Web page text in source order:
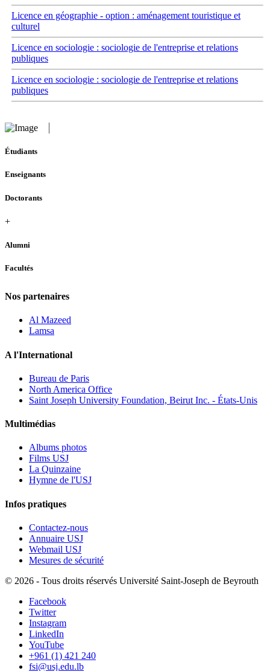
Licence en géographie - option : aménagement touristique et
culturel
Licence en sociologie : sociologie de l'entreprise et relations
publiques
Licence en sociologie : sociologie de l'entreprise et relations
publiques
Étudiants
Enseignants
Doctorants
+
Alumni
Facultés
Nos partenaires
Al Mazeed
Lamsa
A l'International
Bureau de Paris
North America Office
Saint Joseph University Foundation, Beirut Inc. - États-Unis
Multimédias
Albums photos
Films USJ
La Quinzaine
Hymne de l'USJ
Infos pratiques
Contactez-nous
Annuaire USJ
Webmail USJ
Mesures de sécurité
© 2026 - Tous droits réservés Université Saint-Joseph de Beyrouth
Facebook
Twitter
Instagram
LinkedIn
YouTube
+961 (1) 421 240
fsi@usj.edu.lb